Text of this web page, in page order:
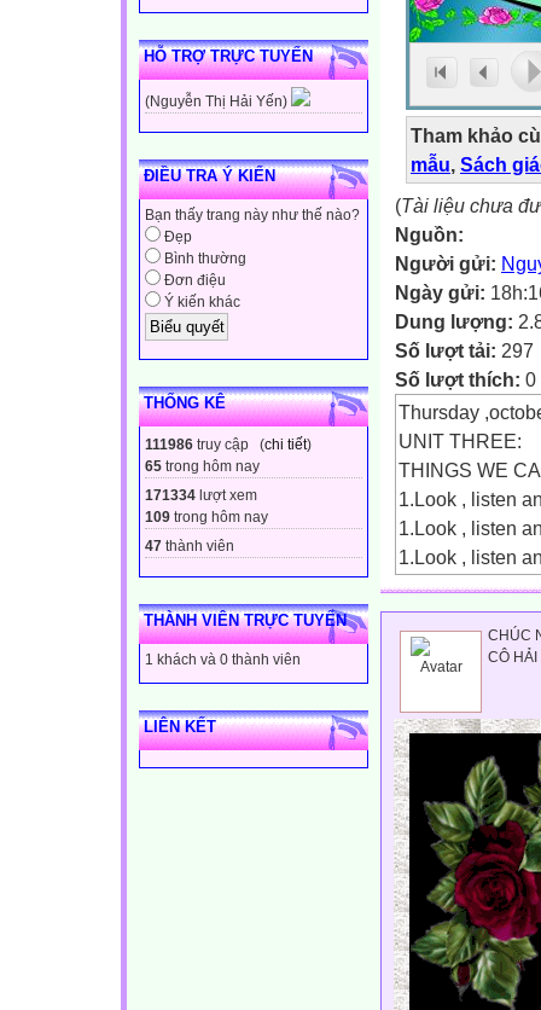
HỖ TRỢ TRỰC TUYẾN
(Nguyễn Thị Hải Yến)
ĐIỀU TRA Ý KIẾN
Bạn thấy trang này như thế nào?
Đẹp
Bình thường
Đơn điệu
Ý kiến khác
THỐNG KÊ
111986 truy cập (chi tiết)
65 trong hôm nay
171334 lượt xem
109 trong hôm nay
47 thành viên
THÀNH VIÊN TRỰC TUYẾN
1 khách và 0 thành viên
LIÊN KẾT
Tham khảo
mẫu, Sách
(Tài liệu chưa
Nguồn:
Người gửi:
Ngày gửi:
Dung lượng:
Số lượt tải: 297
Số lượt thích: 0
Thursday
UNIT THREE:
THINGS WE
1.Look , listen
1.Look , listen
1.Look , listen
1. a packet of
hộp s?a
1.Look , listen
1.Look , listen
cái kem
1.Look , listen
1.Look , listen
3. a candy :
cái kẹo
1.Look , listen
1.Look , listen
4. an apple :
quả táo
1.Look , listen
CHÚC
CÔ HẢI